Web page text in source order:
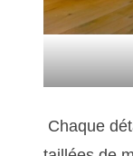
Chaque